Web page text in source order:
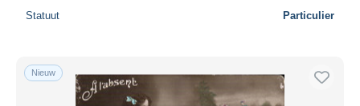
Statuut Particulier
Nieuw